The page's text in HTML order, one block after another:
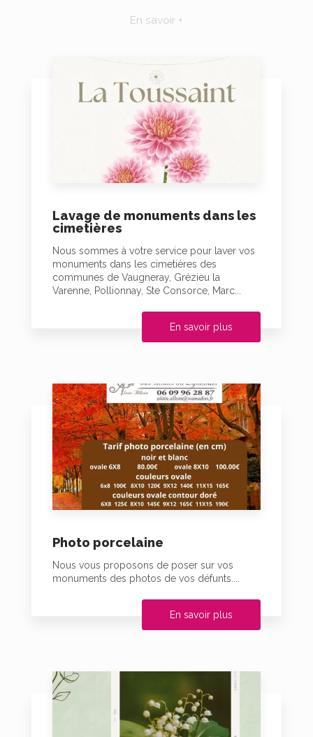
En savoir +
Lavage de monuments dans les
cimetières
Nous sommes à votre service pour laver vos
monuments dans les cimetières des
communes de Vaugneray, Grézieu la
Varenne, Pollionnay, Ste Consorce, Marc...
En savoir plus
Photo porcelaine
Nous vous proposons de poser sur vos
monuments des photos de vos défunts....
En savoir plus